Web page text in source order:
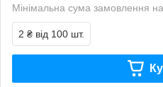
Мінімальна сума замовлення
2 ₴ від 100 шт.